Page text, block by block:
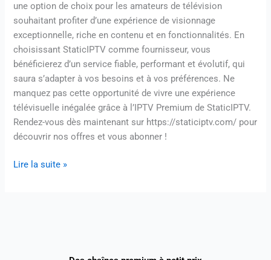
une option de choix pour les amateurs de télévision
souhaitant profiter d’une expérience de visionnage
exceptionnelle, riche en contenu et en fonctionnalités. En
choisissant StaticIPTV comme fournisseur, vous
bénéficierez d’un service fiable, performant et évolutif, qui
saura s’adapter à vos besoins et à vos préférences. Ne
manquez pas cette opportunité de vivre une expérience
télévisuelle inégalée grâce à l’IPTV Premium de StaticIPTV.
Rendez-vous dès maintenant sur https://staticiptv.com/ pour
découvrir nos offres et vous abonner !
Lire la suite »